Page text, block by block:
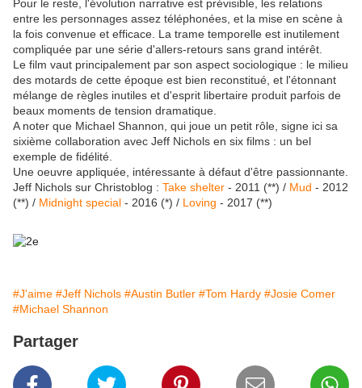
Pour le reste, l'évolution narrative est prévisible, les relations
entre les personnages assez téléphonées, et la mise en scène à
la fois convenue et efficace. La trame temporelle est inutilement
compliquée par une série d'allers-retours sans grand intérêt.
Le film vaut principalement par son aspect sociologique : le milieu
des motards de cette époque est bien reconstitué, et l'étonnant
mélange de règles inutiles et d'esprit libertaire produit parfois de
beaux moments de tension dramatique.
A noter que Michael Shannon, qui joue un petit rôle, signe ici sa
sixième collaboration avec Jeff Nichols en six films : un bel
exemple de fidélité.
Une oeuvre appliquée, intéressante à défaut d'être passionnante.
Jeff Nichols sur Christoblog : Take shelter - 2011 (**) / Mud - 2012
(**) / Midnight special - 2016 (*) / Loving - 2017 (**)
#J'aime #Jeff Nichols #Austin Butler #Tom Hardy #Josie Comer
#Michael Shannon
Partager